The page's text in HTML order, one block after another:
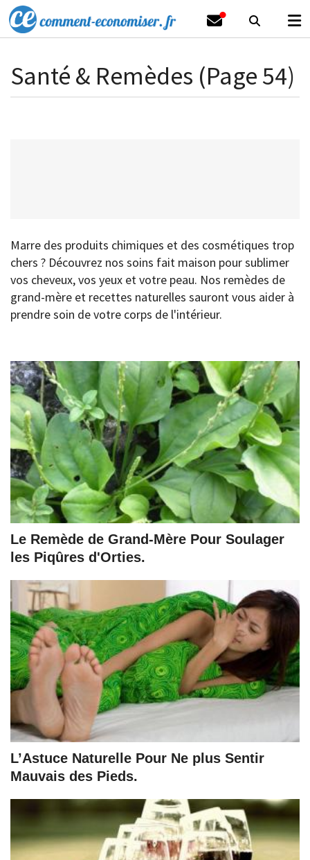
Santé & Remèdes (Page 54)
Marre des produits chimiques et des cosmétiques trop
chers ? Découvrez nos soins fait maison pour sublimer
vos cheveux, vos yeux et votre peau. Nos remèdes de
grand-mère et recettes naturelles sauront vous aider à
prendre soin de votre corps de l'intérieur.
Le Remède de Grand-Mère Pour Soulager
les Piqûres d'Orties.
L’Astuce Naturelle Pour Ne plus Sentir
Mauvais des Pieds.